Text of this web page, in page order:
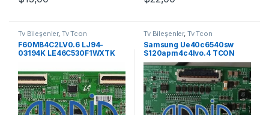
Tv Bileşenler, Tv Tcon
F60MB4C2LV0.6 LJ94-
03194K LE46C530F1WXTK
Tv Bileşenler, Tv Tcon
Samsung Ue40c6540sw
S120apm4c4lvo.4 TCON